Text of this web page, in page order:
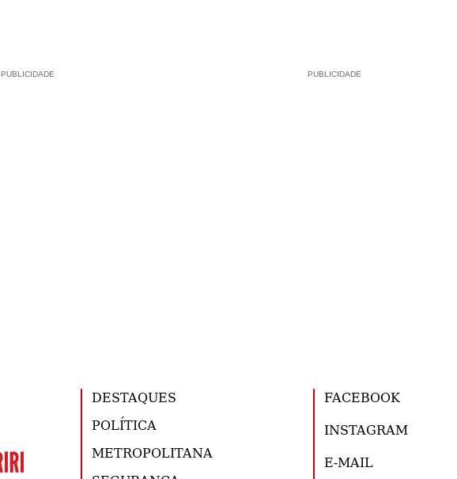
PUBLICIDADE PUBLICIDADE
DESTAQUES
POLÍTICA
METROPOLITANA
FACEBOOK
INSTAGRAM
E-MAIL